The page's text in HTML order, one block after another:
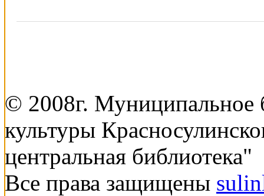
© 2008г. Муниципальное
культуры
центральная библиотека"
Все права защищены